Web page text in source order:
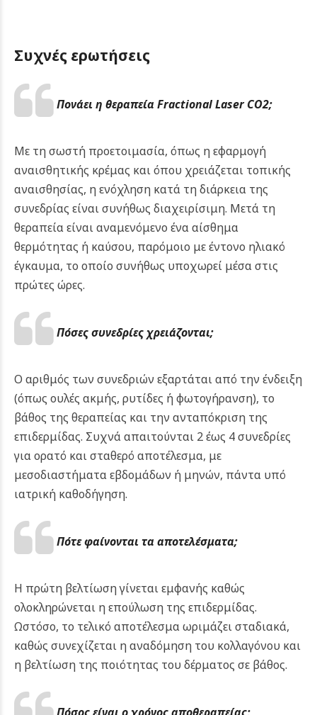
Συχνές ερωτήσεις
Πονάει η θεραπεία Fractional Laser CO2;
Με τη σωστή προετοιμασία, όπως η εφαρμογή
αναισθητικής κρέμας και όπου χρειάζεται τοπικής
αναισθησίας, η ενόχληση κατά τη διάρκεια της
συνεδρίας είναι συνήθως διαχειρίσιμη. Μετά τη
θεραπεία είναι αναμενόμενο ένα αίσθημα
θερμότητας ή καύσου, παρόμοιο με έντονο ηλιακό
έγκαυμα, το οποίο συνήθως υποχωρεί μέσα στις
πρώτες ώρες.
Πόσες συνεδρίες χρειάζονται;
Ο αριθμός των συνεδριών εξαρτάται από την ένδειξη
(όπως ουλές ακμής, ρυτίδες ή φωτογήρανση), το
βάθος της θεραπείας και την ανταπόκριση της
επιδερμίδας. Συχνά απαιτούνται 2 έως 4 συνεδρίες
για ορατό και σταθερό αποτέλεσμα, με
μεσοδιαστήματα εβδομάδων ή μηνών, πάντα υπό
ιατρική καθοδήγηση.
Πότε φαίνονται τα αποτελέσματα;
Η πρώτη βελτίωση γίνεται εμφανής καθώς
ολοκληρώνεται η επούλωση της επιδερμίδας.
Ωστόσο, το τελικό αποτέλεσμα ωριμάζει σταδιακά,
καθώς συνεχίζεται η αναδόμηση του κολλαγόνου και
η βελτίωση της ποιότητας του δέρματος σε βάθος.